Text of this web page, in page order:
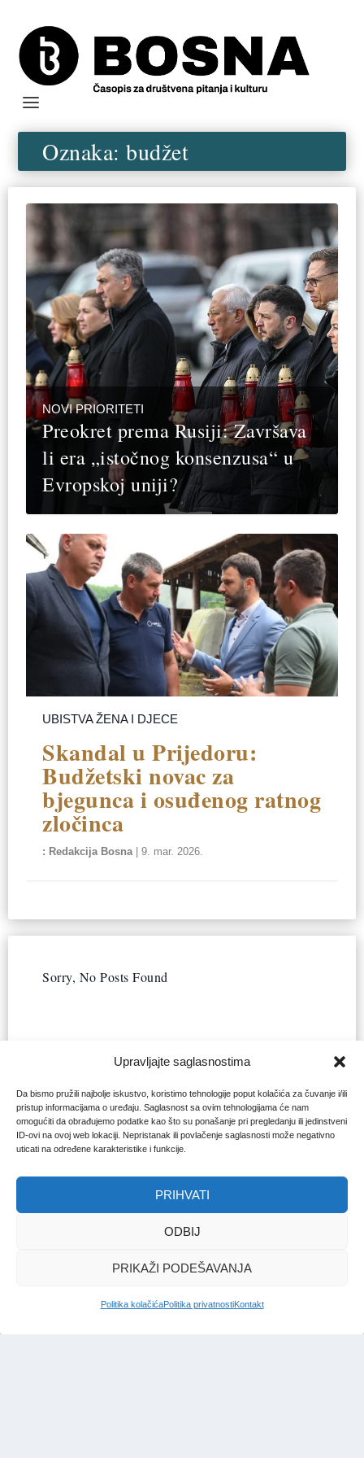
Upravljajte saglasnostima
Da bismo pružili najbolje iskustvo, koristimo tehnologije poput kolačića za čuvanje i/ili
pristup informacijama o uređaju. Saglasnost sa ovim tehnologijama će nam
omogućiti da obrađujemo podatke kao što su ponašanje pri pregledanju ili jedinstveni
ID-ovi na ovoj web lokaciji. Nepristanak ili povlačenje saglasnosti može negativno
uticati na određene karakteristike i funkcije.
PRIHVATI
ODBIJ
PRIKAŽI PODEŠAVANJA
Politika kolačićaPolitika privatnostiKontakt
Oznaka:budžet
NOVI PRIORITETI
Preokret prema Rusiji: Završava
li era „istočnog konsenzusa“ u
Evropskoj uniji?
UBISTVA ŽENA I DJECE
Skandal u Prijedoru:
Budžetski novac za
bjegunca i osuđenog ratnog
zločinca
Redakcija Bosna|9. mar. 2026.
Sorry, No Posts Found